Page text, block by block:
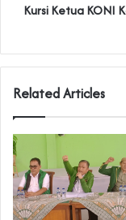
Kursi Ketua KONI
Related Articles